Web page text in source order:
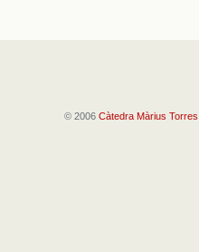
© 2006 Càtedra Màrius Torres